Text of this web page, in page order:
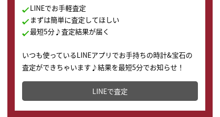
LINEでお手軽査定
まずは簡単に査定してほしい
最短5分♪査定結果が届く
いつも使っているLINEアプリでお手持ちの時計&宝石の
査定ができちゃいます♪結果を最短5分でお知らせ！
どこからでもすぐに査定金額を知ることが出来ます。
LINEで査定